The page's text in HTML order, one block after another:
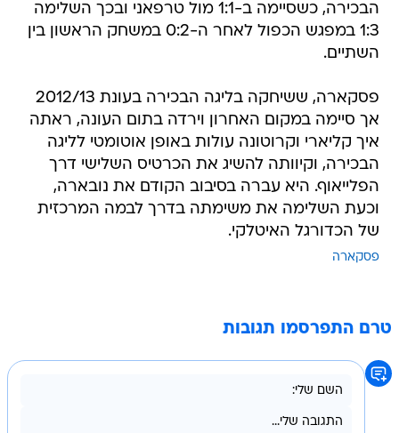
הבכירה, כשסיימה ב-1:1 מול טרפאני ובכך השלימה
1:3 במפגש הכפול לאחר ה-0:2 במשחק הראשון בין
השתיים.
פסקארה, ששיחקה בליגה הבכירה בעונת 2012/13
אך סיימה במקום האחרון וירדה בתום העונה, ראתה
איך קליארי וקרוטונה עולות באופן אוטומטי לליגה
הבכירה, וקיוותה להשיג את הכרטיס השלישי דרך
הפלייאוף. היא עברה בסיבוב הקודם את נובארה,
וכעת השלימה את משימתה בדרך לבמה המרכזית
של הכדורגל האיטלקי.
פסקארה
טרם התפרסמו תגובות